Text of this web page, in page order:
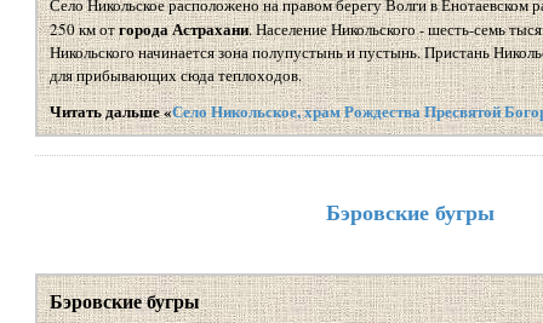
Село Никольское расположено на правом берегу Волги в Енотаевском
250 км отгорода Астрахани. Население Никольского - шесть-семь
Никольского начинается зона полупустынь и пустынь. Пристань
для прибывающих сюда теплоходов.
Читать дальше «Село Никольское, храм Рождества Пресвятой
Бэровские бугры
Бэровские бугры